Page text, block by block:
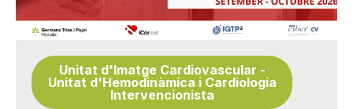
Unitat d'Imatge Cardiovascular -
Unitat d'Hemodinàmica i Cardiologia
Intervencionista